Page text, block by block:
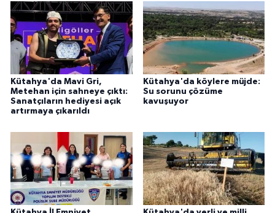
Kütahya'da Mavi Gri,
Metehan için sahneye çıktı:
Sanatçıların hediyesi açık
artırmaya çıkarıldı
Kütahya'da köylere müjde:
Su sorunu çözüme
kavuşuyor